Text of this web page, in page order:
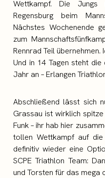
Wettkampf. Die
Regensburg beim
Nächstes Wochenende
zum
Rennrad Teil übernehmen.
Und in 14 Tagen steht
Jahr an – Erlangen
Abschließend lässt sich
Grassau ist wirklich
Funk – ihr hab hier
tollen Wettkampf auf
definitiv wieder eine
SCPE Triathlon Team:
und Torsten für das mega